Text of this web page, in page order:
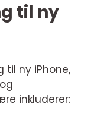
til ny
til ny iPhone,
inkluderer: